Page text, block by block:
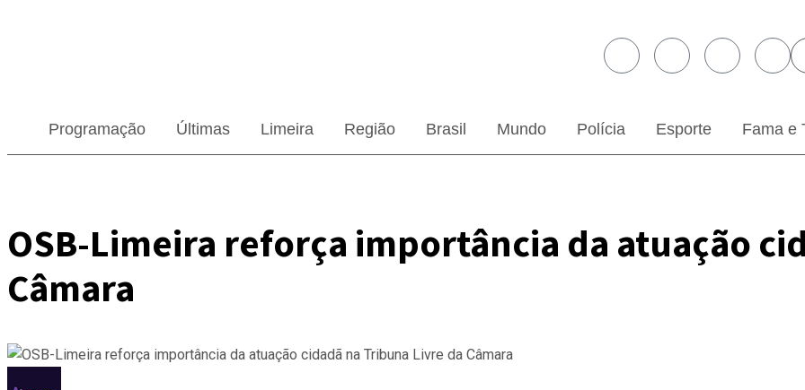
Programação Últimas Limeira Região Brasil Mundo Polícia Esporte Fama e
OSB-Limeira reforça importância da atuação
Câmara